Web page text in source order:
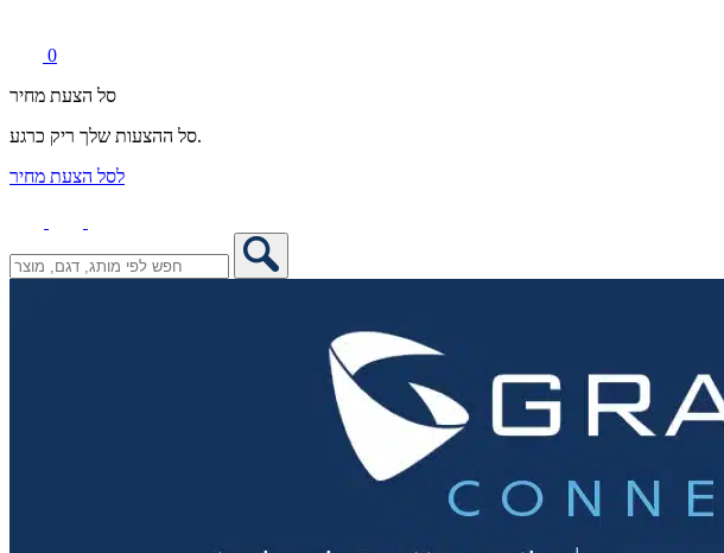
0
סל הצעת מחיר
סל ההצעות שלך ריק כרגע.
לסל הצעת מחיר